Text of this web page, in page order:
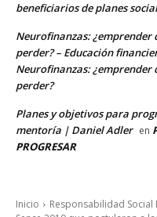
beneficiarios de planes
Neurofinanzas: ¿emprender
perder? – Educación
Neurofinanzas: ¿emprender
perder?
Planes y objetivos para
mentoría | Daniel Adler en
PROGRESAR